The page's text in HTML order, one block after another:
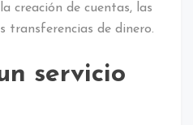
creación de cuentas, las
transferencias de dinero.
servicio